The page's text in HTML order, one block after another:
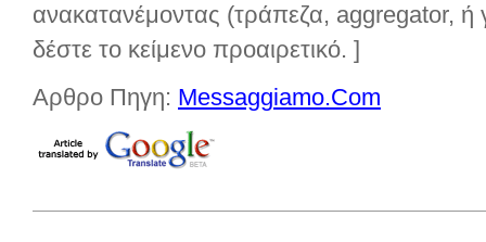
ανακατανέμοντας (τράπεζα, aggregator,
δέστε το κείμενο προαιρετικό. ]
Αρθρο Πηγη: Messaggiamo.Com